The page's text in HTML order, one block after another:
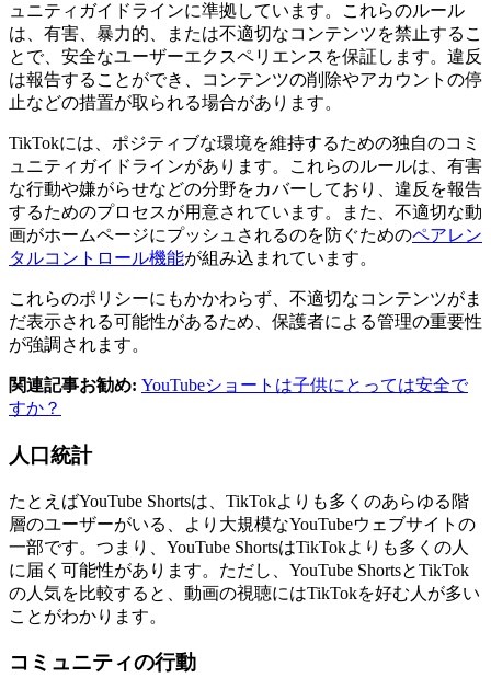
ュニティガイドラインに準拠しています。これらのルール
は、有害、暴力的、または不適切なコンテンツを禁止するこ
とで、安全なユーザーエクスペリエンスを保証します。違反
は報告することができ、コンテンツの削除やアカウントの停
止などの措置が取られる場合があります。
TikTokには、ポジティブな環境を維持するための独自のコミ
ュニティガイドラインがあります。これらのルールは、有害
な行動や嫌がらせなどの分野をカバーしており、違反を報告
するためのプロセスが用意されています。また、不適切な動
画がホームページにプッシュされるのを防ぐためのペアレン
タルコントロール機能が組み込まれています。
これらのポリシーにもかかわらず、不適切なコンテンツがま
だ表示される可能性があるため、保護者による管理の重要性
が強調されます。
関連記事お勧め: YouTubeショートは子供にとっては安全で
すか？
人口統計
たとえばYouTube Shortsは、TikTokよりも多くのあらゆる階
層のユーザーがいる、より大規模なYouTubeウェブサイトの
一部です。つまり、YouTube ShortsはTikTokよりも多くの人
に届く可能性があります。ただし、YouTube ShortsとTikTok
の人気を比較すると、動画の視聴にはTikTokを好む人が多い
ことがわかります。
コミュニティの行動